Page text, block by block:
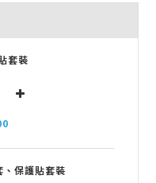
套裝
保護貼套裝